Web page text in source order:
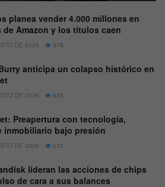
planea vender 4.000 millones en
de Amazon y los títulos caen
DE 2026 578
anticipa un colapso histórico en
DE 2026 828
Preapertura con tecnología,
inmobiliario bajo presión
DE 2026 573
lideran las acciones de chips
de cara a sus balances